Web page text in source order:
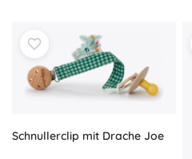
Schnullerclip mit Drache Joe